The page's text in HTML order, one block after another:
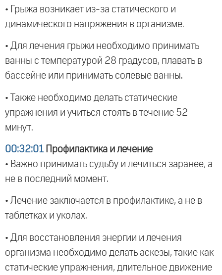
• Грыжа возникает из-за статического и
динамического напряжения в организме.
• Для лечения грыжи необходимо принимать
ванны с температурой 28 градусов, плавать в
бассейне или принимать солевые ванны.
• Также необходимо делать статические
упражнения и учиться стоять в течение 52
минут.
00:32:01 Профилактика и лечение
• Важно принимать судьбу и лечиться заранее, а
не в последний момент.
• Лечение заключается в профилактике, а не в
таблетках и уколах.
• Для восстановления энергии и лечения
организма необходимо делать аскезы, такие как
статические упражнения, длительное движение